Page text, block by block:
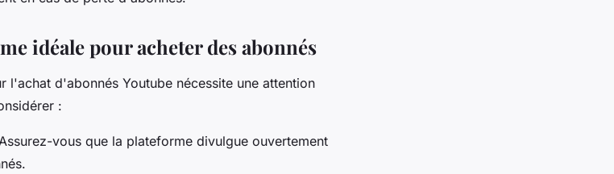
idéale pour acheter des abonnés
l'achat d'abonnés Youtube nécessite une attention
:
vous que la plateforme divulgue ouvertement